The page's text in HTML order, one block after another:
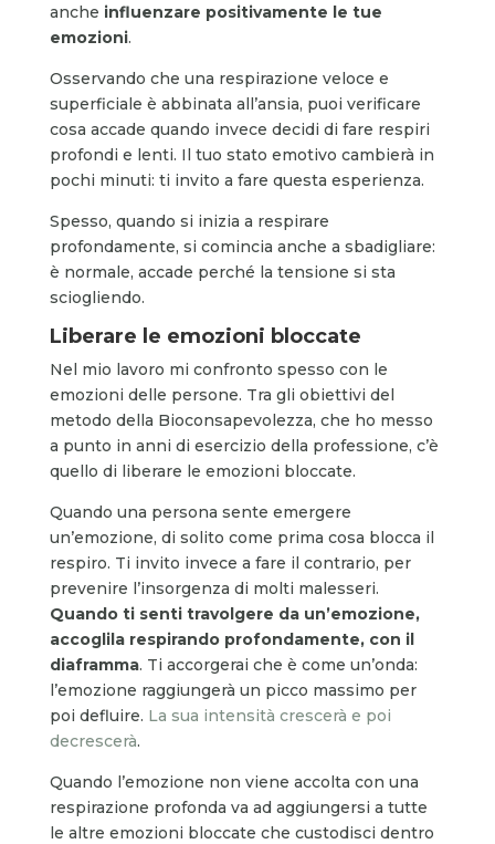
anche influenzare positivamente le tue
emozioni.
Osservando che una respirazione veloce e
superficiale è abbinata all’ansia, puoi verificare
cosa accade quando invece decidi di fare respiri
profondi e lenti. Il tuo stato emotivo cambierà in
pochi minuti: ti invito a fare questa esperienza.
Spesso, quando si inizia a respirare
profondamente, si comincia anche a sbadigliare:
è normale, accade perché la tensione si sta
sciogliendo.
Liberare le emozioni bloccate
Nel mio lavoro mi confronto spesso con le
emozioni delle persone. Tra gli obiettivi del
metodo della Bioconsapevolezza, che ho messo
a punto in anni di esercizio della professione, c’è
quello di liberare le emozioni bloccate.
Quando una persona sente emergere
un’emozione, di solito come prima cosa blocca il
respiro. Ti invito invece a fare il contrario, per
prevenire l’insorgenza di molti malesseri.
Quando ti senti travolgere da un’emozione,
accoglila respirando profondamente, con il
diaframma. Ti accorgerai che è come un’onda:
l’emozione raggiungerà un picco massimo per
poi defluire. La sua intensità crescerà e poi
decrescerà.
Quando l’emozione non viene accolta con una
respirazione profonda va ad aggiungersi a tutte
le altre emozioni bloccate che custodisci dentro